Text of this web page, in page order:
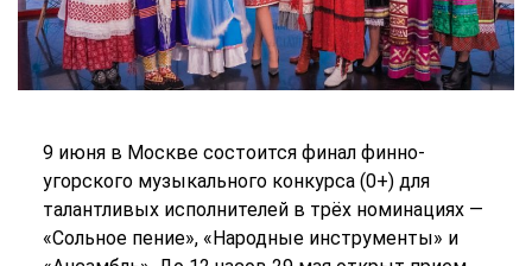
9 июня в Москве состоится финал финно-
угорского музыкального конкурса (0+) для
талантливых исполнителей в трёх номинациях —
«Сольное пение», «Народные инструменты» и